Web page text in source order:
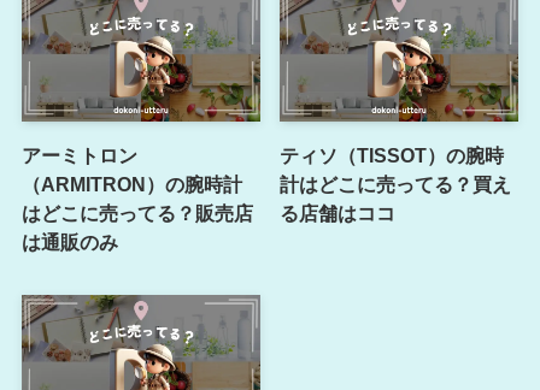
アーミトロン
（ARMITRON）の腕時計
はどこに売ってる？販売店
は通販のみ
ティソ（TISSOT）の腕時
計はどこに売ってる？買え
る店舗はココ